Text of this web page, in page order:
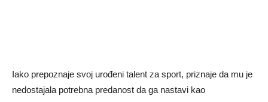
Iako prepoznaje svoj urođeni talent za sport, priznaje da mu je
nedostajala potrebna predanost da ga nastavi kao